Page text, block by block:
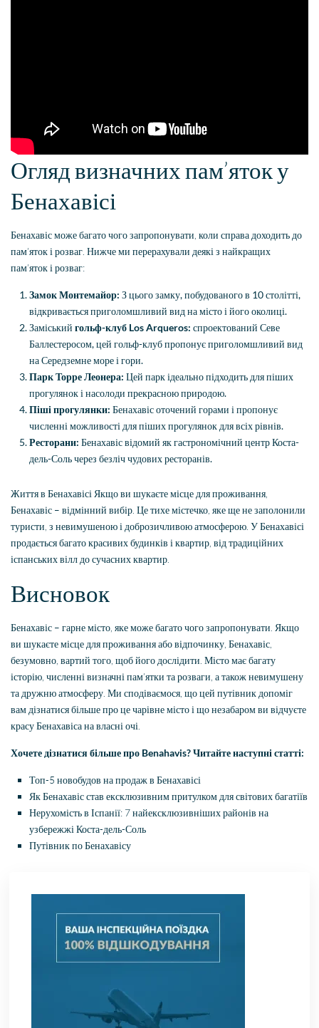
Огляд визначних пам’яток у
Бенахавісі
Бенахавіс може багато чого запропонувати, коли справа доходить до
пам’яток і розваг. Нижче ми перерахували деякі з найкращих
пам’яток і розваг:
Замок Монтемайор: З цього замку, побудованого в 10 столітті,
відкривається приголомшливий вид на місто і його околиці.
Заміськийгольф-клуб Los Arqueros: спроектований Севе
Баллестеросом, цей гольф-клуб пропонує приголомшливий вид
на Середземне море і гори.
Парк Торре Леонера: Цей парк ідеально підходить для піших
прогулянок і насолоди прекрасною природою.
Піші прогулянки: Бенахавіс оточений горами і пропонує
численні можливості для піших прогулянок для всіх рівнів.
Ресторани: Бенахавіс відомий як гастрономічний центр Коста-
дель-Соль через безліч чудових ресторанів.
Життя в Бенахавісі Якщо ви шукаєте місце для проживання,
Бенахавіс – відмінний вибір. Це тихе містечко, яке ще не заполонили
туристи, з невимушеною і доброзичливою атмосферою. У Бенахавісі
продається багато красивих будинків і квартир, від традиційних
іспанських вілл до сучасних квартир.
Висновок
Бенахавіс – гарне місто, яке може багато чого запропонувати. Якщо
ви шукаєте місце для проживання або відпочинку, Бенахавіс,
безумовно, вартий того, щоб його дослідити. Місто має багату
історію, численні визначні пам’ятки та розваги, а також невимушену
та дружню атмосферу. Ми сподіваємося, що цей путівник допоміг
вам дізнатися більше про це чарівне місто і що незабаром ви відчуєте
красу Бенахавіса на власні очі.
Хочете дізнатися більше про Benahavis? Читайте наступні статті:
Топ-5 новобудов на продаж в Бенахавісі
Як Бенахавіс став ексклюзивним притулком для світових багатіїв
Нерухомість в Іспанії: 7 найексклюзивніших районів на
узбережжі Коста-дель-Соль
Путівник по Бенахавісу